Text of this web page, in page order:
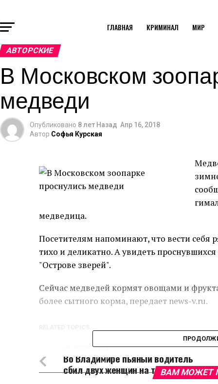
ГЛАВНАЯ КРИМИНАЛ МИР
АВТОРСКИЕ
В Московском
медведи
Опубликовано 8 лет Назад Апр 16, 2018
Автор Софья Курская
медведица.
Посетителям напоминают, что вести
тихо и деликатно. А увидеть
"Острове зверей".
Сейчас медведей кормят овощами и
более сытного корма, передает news-v.ru.
НЕ ПРОПУСТИТЕ
Во Владимире пьяный водитель
сбил двух женщин на тротуаре
ВАМ МОЖЕТ